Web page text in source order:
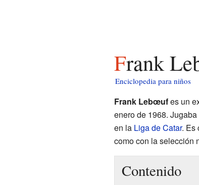
Frank
Enciclopedia para niños
Frank Lebœufes un
enero de 1968.
en la Liga de Catar. Es
como con la selección
Contenido